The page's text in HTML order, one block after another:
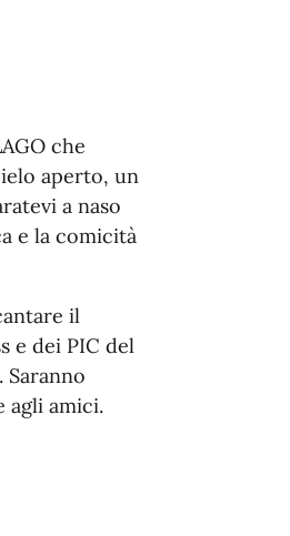
che
aperto, un
a naso
e la comicità
il
e dei PIC del
agli amici.